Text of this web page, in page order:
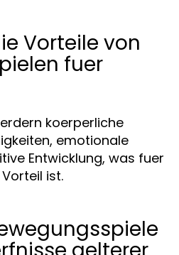
Vorteile von
fuer
koerperliche
emotionale
Entwicklung, was fuer
ist.